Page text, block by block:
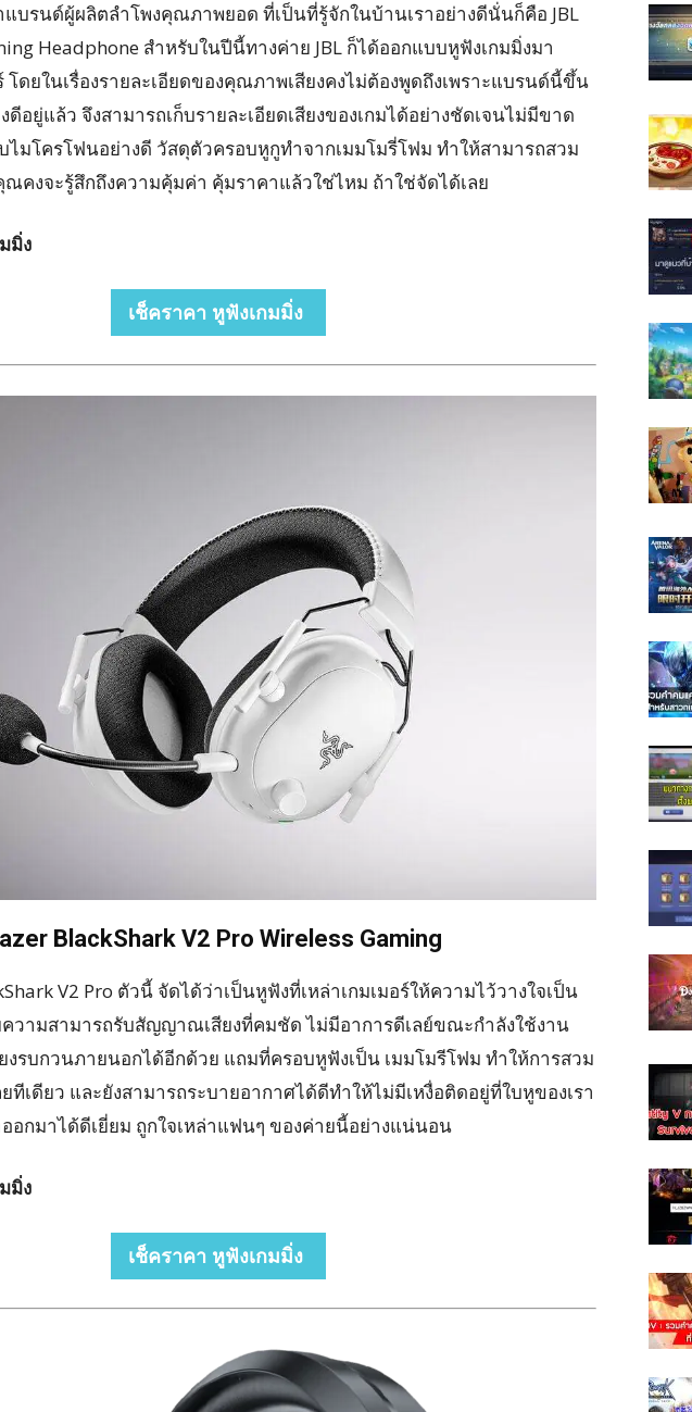
บรนด์ผู้ผลิตลำโพงคุณภาพยอด ที่เป็นที่รู้จักในบ้านเราอย่างดีนั่นก็คือ JBL
Headphone สำหรับในปีนี้ทางค่าย JBL ก็ได้ออกแบบหูฟังเกมมิ่งมา
โดยในเรื่องรายละเอียดของคุณภาพเสียงคงไม่ต้องพูดถึงเพราะแบรนด์นี้ขึ้น
ดีอยู่แล้ว จึงสามารถเก็บรายละเอียดเสียงของเกมได้อย่างชัดเจนไม่มีขาด
ไมโครโฟนอย่างดี วัสดุตัวครอบหูกูทำจากเมมโมรี่โฟม ทำให้สามารถสวม
ณคงจะรู้สึกถึงความคุ้มค่า คุ้มราคาแล้วใช่ไหม ถ้าใช่จัดได้เลย
มิ่ง
เช็คราคา หูฟังเกมมิ่ง
BlackShark V2 Pro Wireless Gaming
V2 Pro ตัวนี้ จัดได้ว่าเป็นหูฟังที่เหล่าเกมเมอร์ให้ความไว้วางใจเป็น
ความสามารถรับสัญญาณเสียงที่คมชัด ไม่มีอาการดีเลย์ขณะกำลังใช้งาน
งรบกวนภายนอกได้อีกด้วย แถมที่ครอบหูฟังเป็น เมมโมรีโฟม ทำให้การสวม
ทีเดียว และยังสามารถระบายอากาศได้ดีทำให้ไม่มีเหงื่อติดอยู่ที่ใบหูของเรา
อกมาได้ดีเยี่ยม ถูกใจเหล่าแฟนๆ ของค่ายนี้อย่างแน่นอน
มิ่ง
เช็คราคา หูฟังเกมมิ่ง